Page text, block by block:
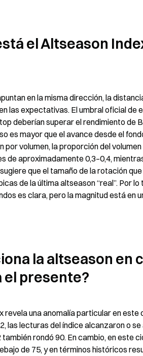
el Altseason
en la misma dirección, la
las expectativas. El umbral oficial de
deberían superar el rendimiento de
es mayor que el avance desde el
volumen, la proporción del
de aproximadamente 0,3–0,4,
que el tamaño de la rotación
de la última altseason “real”. Por
es clara, pero la magnitud está en
la altseason en
presente?
revela una anomalía particular en
las lecturas del índice alcanzaron o
rondó 90. En cambio, en este
de 75, y en términos históricos